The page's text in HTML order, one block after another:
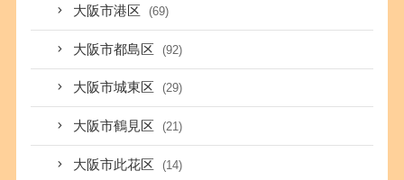
大阪市港区 (69)
大阪市都島区 (92)
大阪市城東区 (29)
大阪市鶴見区 (21)
大阪市此花区 (14)